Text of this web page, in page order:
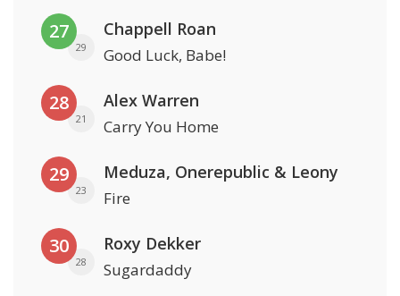
27
29
Chappell Roan
Good Luck, Babe!
28
21
Alex Warren
Carry You Home
29
23
Meduza, Onerepublic & Leony
Fire
30
28
Roxy Dekker
Sugardaddy